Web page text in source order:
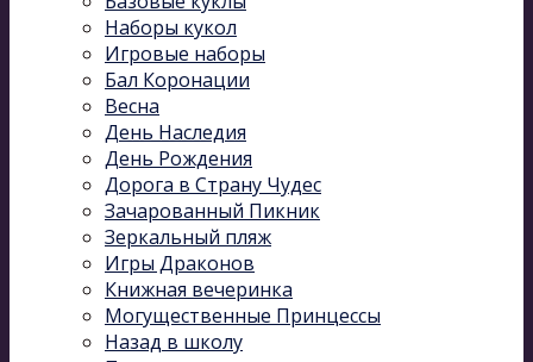
Наборы кукол
Игровые наборы
Бал Коронации
Весна
День Наследия
День Рождения
Дорога в Страну Чудес
Зачарованный Пикник
Зеркальный пляж
Игры Драконов
Книжная вечеринка
Могущественные Принцессы
Назад в школу